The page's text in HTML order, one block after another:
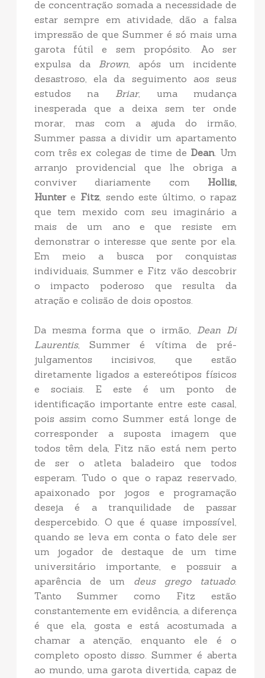
de concentração somada a necessidade de
estar sempre em atividade, dão a falsa
impressão de que Summer é só mais uma
garota fútil e sem propósito. Ao ser
expulsa da Brown, após um incidente
desastroso, ela da seguimento aos seus
estudos na Briar, uma mudança
inesperada que a deixa sem ter onde
morar, mas com a ajuda do irmão,
Summer passa a dividir um apartamento
com três ex colegas de time de Dean. Um
arranjo providencial que lhe obriga a
conviver diariamente com Hollis,
Huntere Fitz, sendo este último, o rapaz
que tem mexido com seu imaginário a
mais de um ano e que resiste em
demonstrar o interesse que sente por ela.
Em meio a busca por conquistas
individuais, Summer e Fitz vão descobrir
o impacto poderoso que resulta da
atração e colisão de dois opostos.
Da mesma forma que o irmão, Dean Di
Laurentis, Summer é vítima de pré-
julgamentos incisivos, que estão
diretamente ligados a estereótipos físicos
e sociais. E este é um ponto de
identificação importante entre este casal,
pois assim como Summer está longe de
corresponder a suposta imagem que
todos têm dela, Fitz não está nem perto
de ser o atleta baladeiro que todos
esperam. Tudo o que o rapaz reservado,
apaixonado por jogos e programação
deseja é a tranquilidade de passar
despercebido. O que é quase impossível,
quando se leva em conta o fato dele ser
um jogador de destaque de um time
universitário importante, e possuir a
aparência de um deus grego tatuado.
Tanto Summer como Fitz estão
constantemente em evidência, a diferença
é que ela, gosta e está acostumada a
chamar a atenção, enquanto ele é o
completo oposto disso. Summer é aberta
ao mundo, uma garota divertida, capaz de